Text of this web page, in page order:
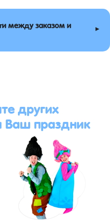
между заказом и ▸
других
Ваш праздник